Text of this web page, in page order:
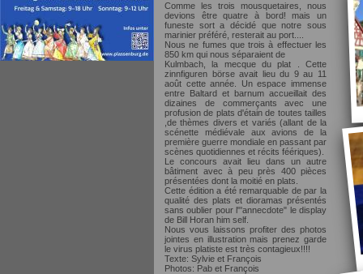
Comme les trois mousquetaires, nous
devions être quatre à bord! mais un
funeste sort a décidé que notre sous
marinier préféré, resterait au port....
Nous ne fumes que trois à effectuer les
850 km qui nous séparaient de
Kulmbach, la mecque du plat . Cette
zinnfiguren börse avait lieu du 9 au 11
août cette année. Un espace immense
entre Baltard et barnum accueillait des
dizaines de commerçants avec une
profusion de plats d'étain de toutes tailles
,de thèmes divers et variés (allant de la
scénette médiévale aux avions de la
première guerre mondiale en passant par
scènes quotidiennes et récits féériques).
Le concours avait lieu dans un autre
bâtiment avec à peu près 400 pièces
présentées dont la moitié en plats.
Cette édition a été remarquable de par la
qualité des plats et dioramas présentés
sans oublier pour l"'annecdote" le display
de Bill Horan him self.
Nous vous laissons profiter des photos
jointes en illustration mais prenez garde
le virus platiste est très contagieux!!!!
Texte: Sylvie et François
Photos: Pab et François